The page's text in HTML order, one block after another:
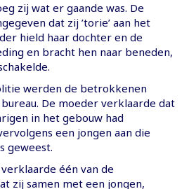
zij wat er gaande was. De
dat zij ’torie’ aan het
hield haar dochter en de
en bracht hen naar beneden,
werden de betrokkenen
De moeder verklaarde dat
in het gebouw had
een jongen aan die
geweest.
één van de
zij samen met een jongen,